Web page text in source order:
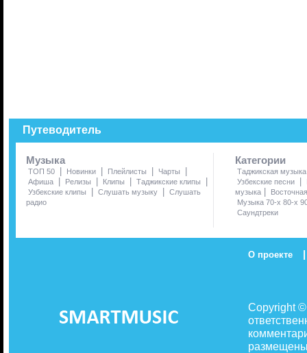
Путеводитель
Музыка
ТОП 50 | Новинки | Плейлисты | Чарты |
Афиша | Релизы | Клипы | Таджикские клипы |
Узбекские клипы | Слушать музыку | Слушать
радио
Категории
Таджикская музыка
Узбекские песни
|
музыка |
Музыка 70-х 80-х
Саундтреки
О проекте |
Copyright
размещены